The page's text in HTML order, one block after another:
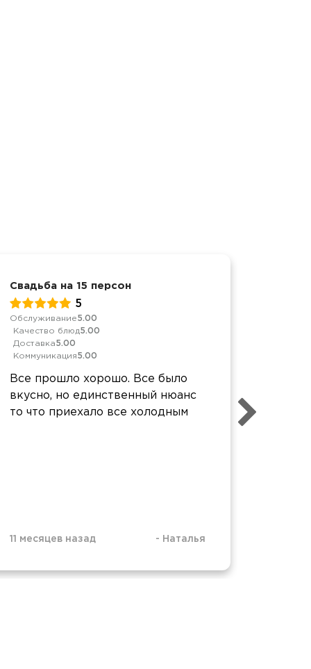
Свадьба на 15 персон
5
Обслуживание5.00
Качество блюд5.00
Доставка5.00
Коммуникация5.00
Все прошло хорошо. Все было
вкусно, но единственный нюанс
то что приехало все холодным
11 месяцев назад - Наталья